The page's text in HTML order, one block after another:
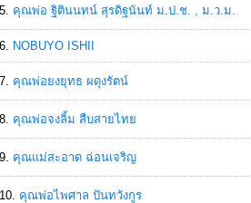
คุณพ่อ ฐิตินนทน์ สุรดิฐนันท์ ม.ป.ช. , ม.ว.ม.
NOBUYO ISHII
คุณพ่อยงยุทธ ผดุงรัตน์
คุณพ่อจงลิ้ม สืบสายไทย
คุณแม่สะอาด ฉ่อนเจริญ
คุณพ่อไพศาล ปันทวังกูร